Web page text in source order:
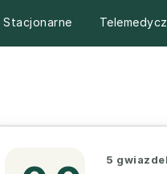
Stacjonarne
5